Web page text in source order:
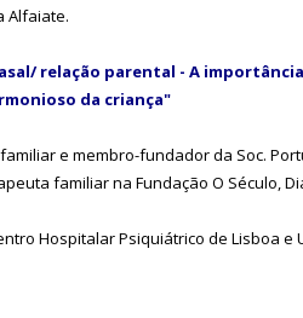
Alfaiate.
relação parental - A
da criança"
e membro-fundador da Soc.
familiar na Fundação O Século,
Hospitalar Psiquiátrico de Lisboa e